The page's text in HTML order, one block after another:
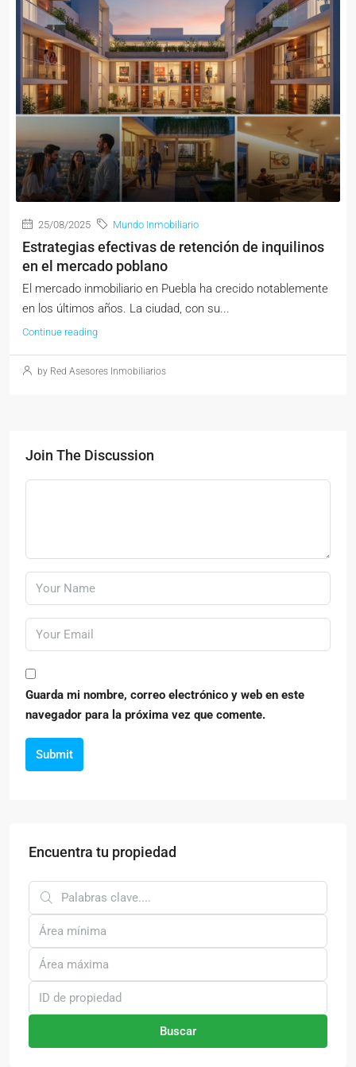
25/08/2025 Mundo Inmobiliario
Estrategias efectivas de retención de inquilinos
en el mercado poblano
El mercado inmobiliario en Puebla ha crecido notablemente
en los últimos años. La ciudad, con su...
Continue reading
by Red Asesores Inmobiliarios
Join The Discussion
Guarda mi nombre, correo electrónico y web en este
navegador para la próxima vez que comente.
Submit
Encuentra tu propiedad
Buscar